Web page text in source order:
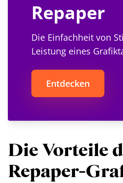
Repaper
Die Einfachheit von
Leistung eines
Entdecken
Die Vorteile
Repaper-